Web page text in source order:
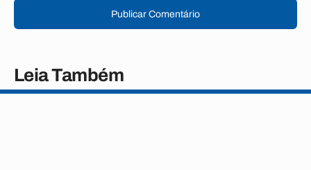
Publicar Comentário
Leia Também